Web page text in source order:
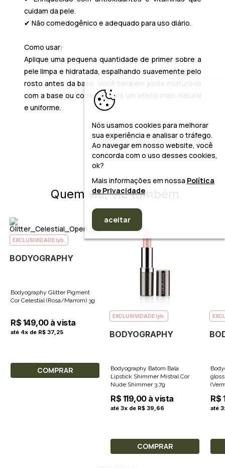
cuidam da pele.
✔ Não comedogênico e adequado para uso diário.
Como usar:
Aplique uma pequena quantidade de primer sobre a
pele limpa e hidratada, espalhando suavemente pelo
rosto antes da base. Você também pode misturá-lo
com a base ou corretivo para um efeito mais natural
e uniforme.
Quem viu, viu também
EXCLUSIVIDADE lyb.
BODYOGRAPHY
Bodyography Glitter Pigment
Cor Celestial (Rosa/Marrom) 3g
R$ 149,00 à vista
até 4x de R$ 37,25
COMPRAR
EXCLUSIVIDADE lyb.
BODYOGRAPHY
Bodyography Batom Bala
Lipstick Shimmer Mistral Cor
Nude Shimmer 3.7g
R$ 119,00 à vista
até 3x de R$ 39,66
COMPRAR
R$
até
Nós usamos cookies para melhorar
sua experiência e analisar o tráfego.
Ao navegar em nosso website, você
concorda com o uso desses cookies,
ok?
Mais informações em nossa Política
de Privacidade
aceitar